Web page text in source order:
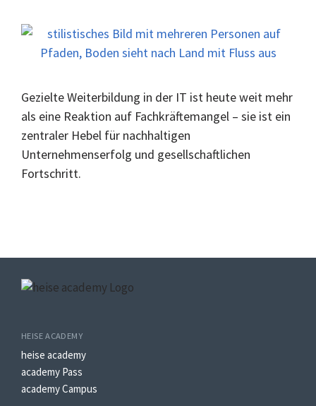
Gezielte Weiterbildung in der IT ist heute weit mehr
als eine Reaktion auf Fachkräftemangel – sie ist ein
zentraler Hebel für nachhaltigen
Unternehmenserfolg und gesellschaftlichen
Fortschritt.
HEISE ACADEMY
heise academy
academy Pass
academy Campus